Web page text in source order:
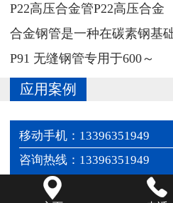
‌P22高压合金管P22高压合金
合金钢管‌是一种在碳素钢基
P91 无缝钢管专用于‌600～
应用案例
移动手机：13396351949
咨询热线：13396351949
 